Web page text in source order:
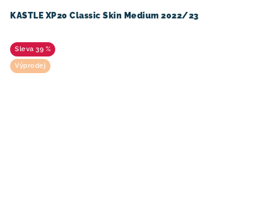
KASTLE XP20 Classic Skin Medium 2022/23
39 %
Výprodej